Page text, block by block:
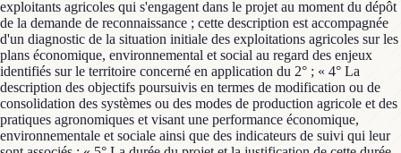
exploitants agricoles qui s'engagent dans le projet au moment du dépôt
de la demande de reconnaissance ; cette description est accompagnée
d'un diagnostic de la situation initiale des exploitations agricoles sur les
plans économique, environnemental et social au regard des enjeux
identifiés sur le territoire concerné en application du 2° ; « 4° La
description des objectifs poursuivis en termes de modification ou de
consolidation des systèmes ou des modes de production agricole et des
pratiques agronomiques et visant une performance économique,
environnementale et sociale ainsi que des indicateurs de suivi qui leur